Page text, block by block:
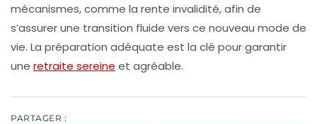
mécanismes, comme la rente invalidité, afin de
s’assurer une transition fluide vers ce nouveau mode de
vie. La préparation adéquate est la clé pour garantir
une retraite sereine et agréable.
PARTAGER :